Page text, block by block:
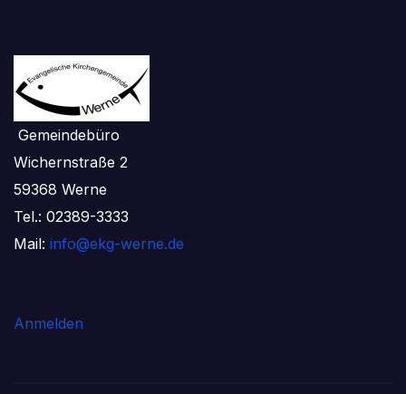
Gemeindebüro
Wichernstraße 2
59368 Werne
Tel.: 02389-3333
Mail: info@ekg-werne.de
Anmelden